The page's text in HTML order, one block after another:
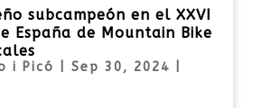
subcampeón en el XXVI
España de Mountain Bike
i Picó Sep 30, 2024